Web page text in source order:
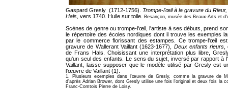
Gaspard Gresly (1712-1756). Trompe-l'œil à la gravure du
Hals, vers 1740. Huile sur toile. Besançon, musée des Beaux-Arts et
Scènes de genre ou trompe-l'œil, l'artiste à ses débuts, prend
le répertoire des écoles nordiques dont il trouve les exemples
par le commerce florissant des estampes. Ce trompe-l'œil
gravure de Wallerant Vaillant (1623-1677), Deux enfants rieurs,
de Frans Hals. Choisissant une interprétation plus libre,
qu'un seul des enfants. Le sens du sujet, inversé par rapport à
Vaillant, laisse supposer que le modèle utilisé par Gresly est
l'œuvre de Vaillant (1).
1. Plusieurs exemples dans l'œuvre de Gresly, comme la gravure de
d'après Adrian Brower, dont Gresly utilise une fois l'original et deux fois la
Franc-Comtois Pierre de Loisy.